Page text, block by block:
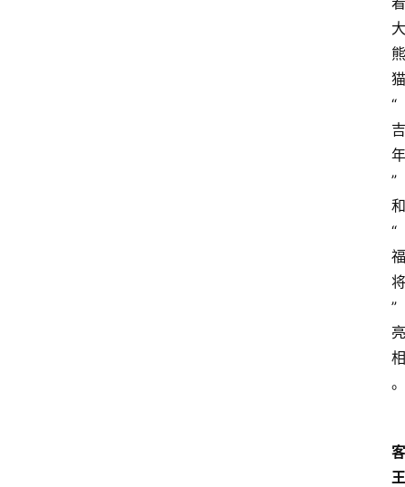
大
熊
猫
“
吉
年
”
和
“
福
将
”
亮
相
。
客
王